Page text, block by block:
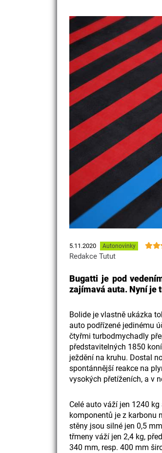
5.11.2020 Autonovinky
Redakce Tutut
Bugatti je pod
zajímavá auta. Nyní je
Bolide je vlastně ukázka
auto podřízené jedinému
čtyřmi turbodmychadly
představitelných 1850
ježdění na kruhu. Dostal
spontánnější reakce na
vysokých přetíženích, a v
Celé auto váží jen 1240
komponentů je z karbonu
stěny jsou silné jen 0,5
třmeny váží jen 2,4 kg,
340 mm, resp. 400 mm